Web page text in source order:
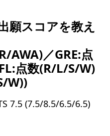
願スコアを教え
AWA)／GRE:点
点数(R/L/S/W)
W))
7.5 (7.5/8.5/6.5/6.5)